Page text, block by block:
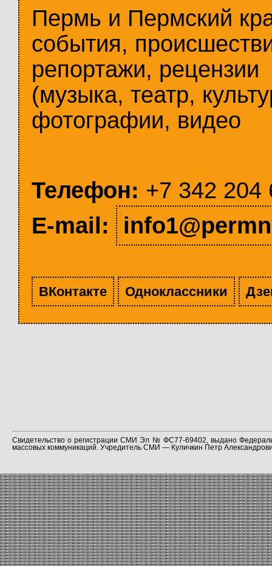
Пермь и Пермский
события,
репортажи, рецензии
(музыка, театр,
фотографии, видео
Телефон: +7 342 204
E-mail:
ВКонтакте Одноклассники
Свидетельство о регистрации СМИ Эл № ФС77-69402, выдано
массовых коммуникаций. Учредитель СМИ — Куличкин Петр